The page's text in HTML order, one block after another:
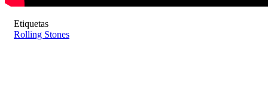
Etiquetas
Rolling Stones